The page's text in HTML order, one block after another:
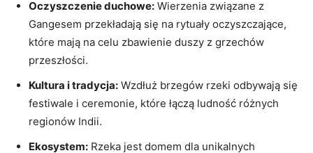
Oczyszczenie duchowe: Wierzenia związane z
Gangesem przekładają się na rytuały oczyszczające,
które mają na celu zbawienie duszy z grzechów
przeszłości.
Kultura i tradycja: Wzdłuż brzegów rzeki odbywają się
festiwale i ceremonie, które łączą ludność różnych
regionów Indii.
Ekosystem: Rzeka jest domem dla unikalnych